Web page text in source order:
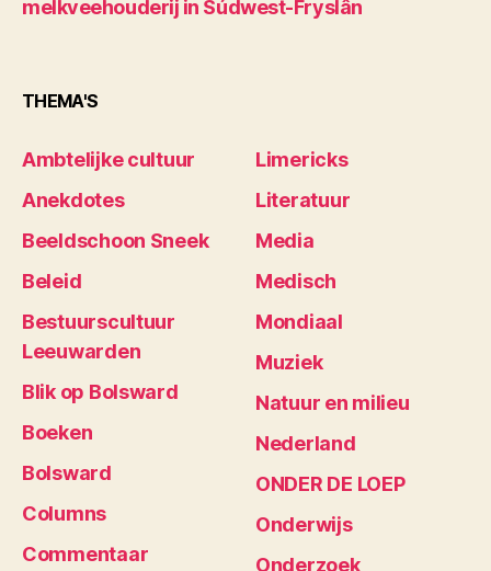
melkveehouderij in Súdwest-Fryslân
THEMA'S
Ambtelijke cultuur
Anekdotes
Beeldschoon Sneek
Beleid
Bestuurscultuur
Leeuwarden
Blik op Bolsward
Boeken
Bolsward
Columns
Commentaar
Limericks
Literatuur
Media
Medisch
Mondiaal
Muziek
Natuur en milieu
Nederland
ONDER DE LOEP
Onderwijs
Onderzoek